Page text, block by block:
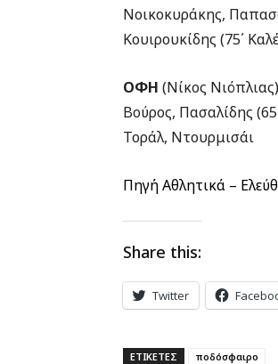
Νοικοκυράκης,
Κουιρουκίδης (75΄
ΟΦΗ (Νίκος
Βούρος, Πασαλίδης
Τοράλ, Ντουρμισάι
Πηγή Αθλητικά –
Share this:
Twitter
ΕΤΙΚΕΤΕΣ ποδόσφαιρο